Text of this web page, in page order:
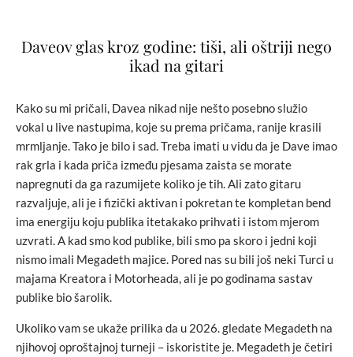
Daveov glas kroz godine: tiši, ali oštriji nego
ikad na gitari
Kako su mi pričali, Davea nikad nije nešto posebno služio
vokal u live nastupima, koje su prema pričama, ranije krasili
mrmljanje. Tako je bilo i sad. Treba imati u vidu da je Dave imao
rak grla i kada priča između pjesama zaista se morate
napregnuti da ga razumijete koliko je tih. Ali zato gitaru
razvaljuje, ali je i fizički aktivan i pokretan te kompletan bend
ima energiju koju publika itetakako prihvati i istom mjerom
uzvrati. A kad smo kod publike, bili smo pa skoro i jedni koji
nismo imali Megadeth majice. Pored nas su bili još neki Turci u
majama Kreatora i Motorheada, ali je po godinama sastav
publike bio šarolik.
Ukoliko vam se ukaže prilika da u 2026. gledate Megadeth na
njihovoj oproštajnoj turneji – iskoristite je. Megadeth je četiri